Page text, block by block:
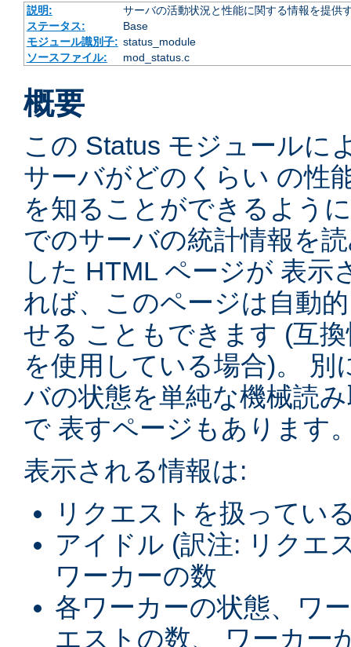
説明:
サーバの活動状況と性能に関する情報を提供
ステータス:
Base
モジュール識別子: status_module
ソースファイル:
mod_status.c
概要
この Status モジュールに
サーバがどのくらい の性
を知ることができるよう
でのサーバの統計情報を
した HTML ページが 表示
れば、このページは自動
せる こともできます (互
を使用している場合)。 別
バの状態を単純な機械読
で 表すページもあります
表示される情報は:
リクエストを扱ってい
アイドル (訳注: リクエ
ワーカーの数
各ワーカーの状態、ワ
エストの数、 ワーカー